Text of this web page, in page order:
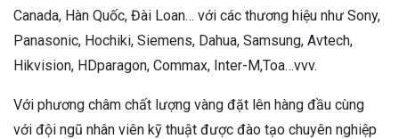
Canada, Hàn Quốc, Đài Loan… với các thương hiệu như Sony,
Panasonic, Hochiki, Siemens, Dahua, Samsung, Avtech,
Hikvision, HDparagon, Commax, Inter-M,Toa…vvv.
Với phương châm chất lượng vàng đặt lên hàng đầu cùng
với đội ngũ nhân viên kỹ thuật được đào tạo chuyên nghiệp